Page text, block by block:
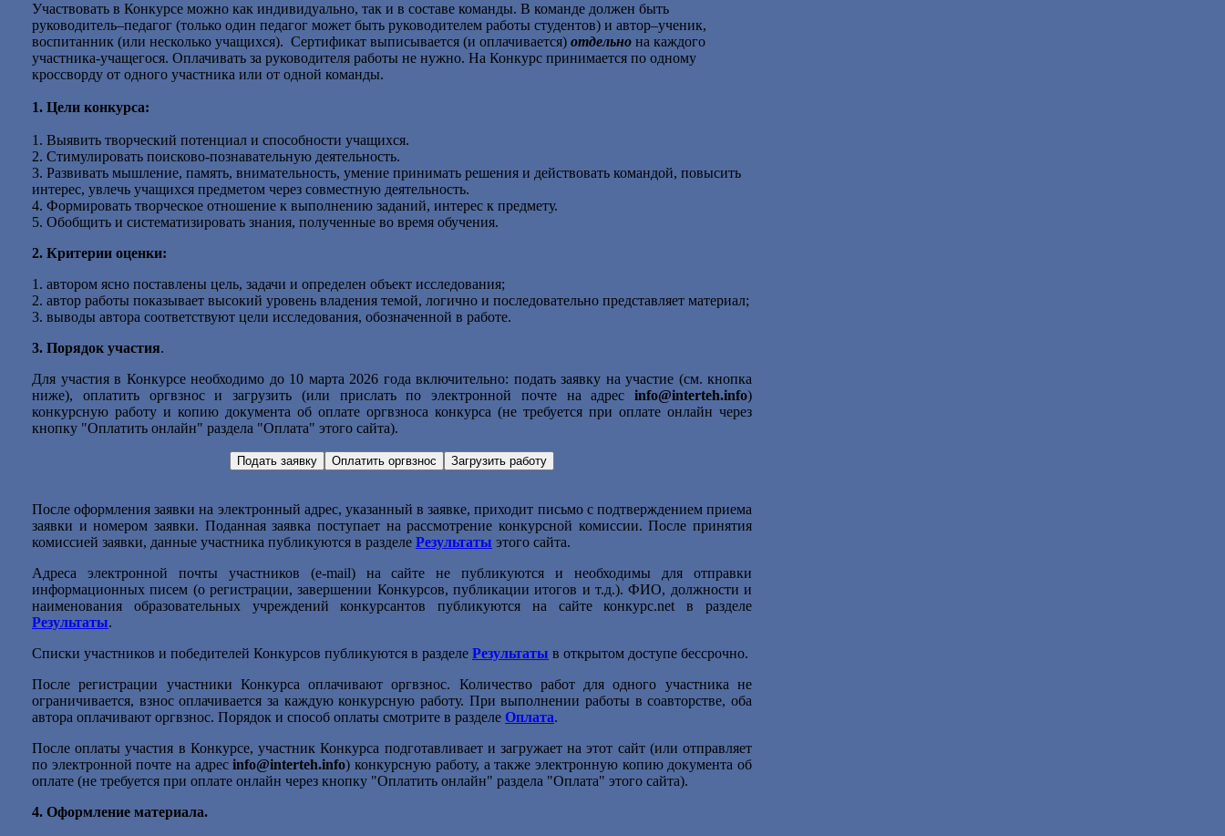
Участвовать в Конкурсе можно как индивидуально, так и в составе команды. В команде должен быть
руководитель–педагог (только один педагог может быть руководителем работы студентов) и автор–ученик,
воспитанник (или несколько учащихся). Сертификат выписывается (и оплачивается) отдельно на каждого
участника-учащегося. Оплачивать за руководителя работы не нужно. На Конкурс принимается по одному
кроссворду от одного участника или от одной команды.
1. Цели конкурса:
1. Выявить творческий потенциал и способности учащихся.
2. Стимулировать поисково-познавательную деятельность.
3. Развивать мышление, память, внимательность, умение принимать решения и действовать командой, повысить
интерес, увлечь учащихся предметом через совместную деятельность.
4. Формировать творческое отношение к выполнению заданий, интерес к предмету.
5. Обобщить и систематизировать знания, полученные во время обучения.
2. Критерии оценки:
1. автором ясно поставлены цель, задачи и определен объект исследования;
2. автор работы показывает высокий уровень владения темой, логично и последовательно представляет материал;
3. выводы автора соответствуют цели исследования, обозначенной в работе.
3. Порядок участия.
Для участия в Конкурсе необходимо до 10 марта 2026 годавключительно: подать заявку на участие (см. кнопка
ниже), оплатить оргвзнос и загрузить (или прислать по электронной почте на адрес info@interteh.info)
конкурсную работу и копию документа об оплате оргвзноса конкурса (не требуется при оплате онлайн через
кнопку "Оплатить онлайн" раздела "Оплата" этого сайта).
После оформления заявки на электронный адрес, указанный в заявке, приходит письмо с подтверждением приема
заявки и номером заявки. Поданная заявка поступает на рассмотрение конкурсной комиссии. После принятия
комиссией заявки, данные участника публикуются в разделе Результаты этого сайта.
Адреса электронной почты участников (e-mail) на сайте не публикуются и необходимы для отправки
информационных писем (о регистрации, завершении Конкурсов, публикации итогов и т.д.). ФИО, должности и
наименования образовательных учреждений конкурсантов публикуются на сайте конкурс.net в разделе
Результаты.
Списки участников и победителей Конкурсов публикуются в разделе Результаты в открытом доступе бессрочно.
После регистрации участники Конкурса оплачивают оргвзнос. Количество работ для одного участника не
ограничивается, взнос оплачивается за каждую конкурсную работу. При выполнении работы в соавторстве, оба
автора оплачивают оргвзнос. Порядок и способ оплаты смотрите в разделе Оплата.
После оплаты участия в Конкурсе, участник Конкурса подготавливает и загружает на этот сайт (или отправляет
по электронной почте на адресinfo@interteh.info) конкурсную работу, а также электронную копию документа об
оплате (не требуется при оплате онлайн через кнопку "Оплатить онлайн" раздела "Оплата" этого сайта).
4. Оформление материала.